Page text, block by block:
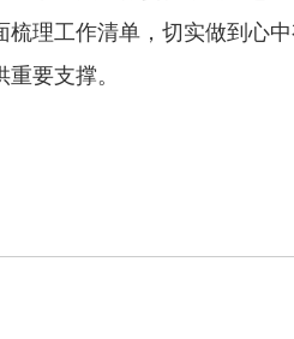
理工作清单，切实做到心
要支撑。